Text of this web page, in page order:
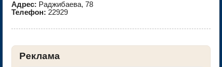
Адрес: Раджибаева, 78
Телефон: 22929
Реклама